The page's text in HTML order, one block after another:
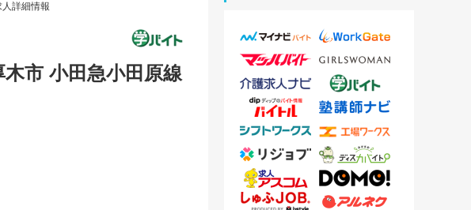
詳細情報
市 小田急小田原線